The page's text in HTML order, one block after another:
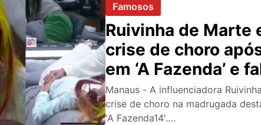
Famosos
Ruivinha de Marte
crise de choro
em ‘A Fazenda’ e
desistir; veja vídeo
Manaus - A influenciadora
crise de choro na madrugada
'A Fazenda14'.…